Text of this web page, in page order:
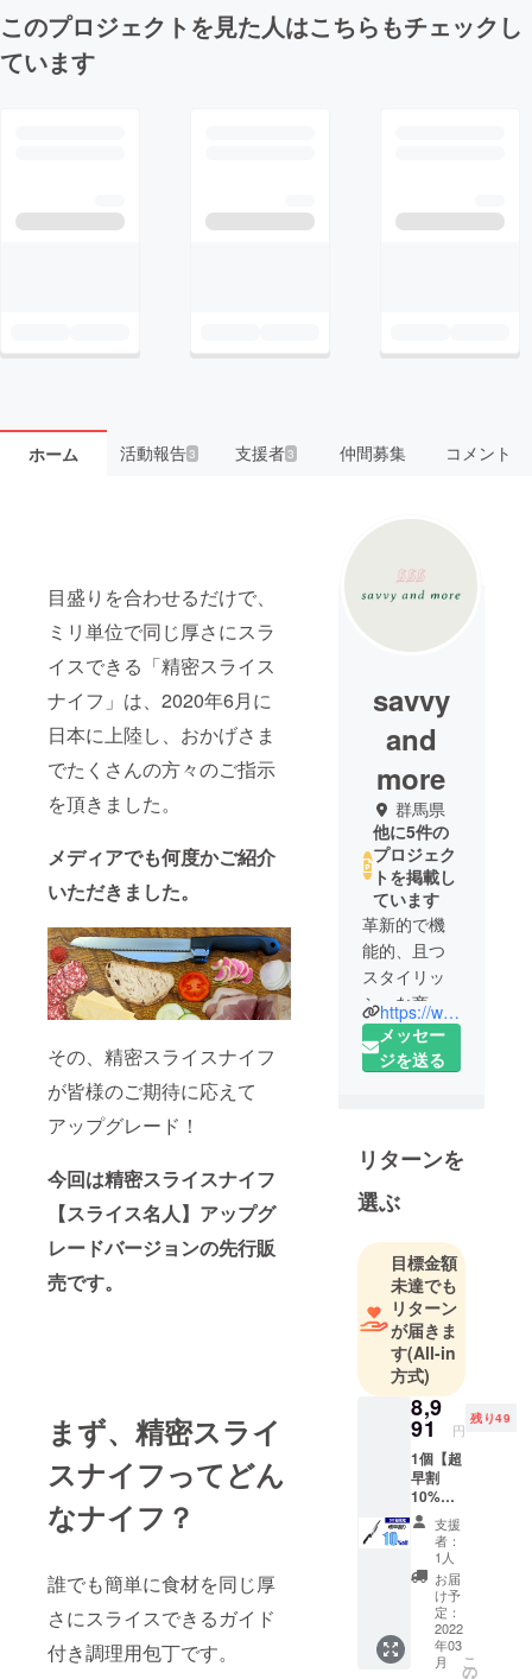
このプロジェクトを見た人はこちらもチェックし
ています
ホーム 活動報告3 支援者3 仲間募集 コメント
目盛りを合わせるだけで、
ミリ単位で同じ厚さにスラ
イスできる「精密スライス
ナイフ」は、2020年6月に
日本に上陸し、おかげさま
でたくさんの方々のご指示
を頂きました。
メディアでも何度かご紹介
いただきました。
その、精密スライスナイフ
が皆様のご期待に応えて
アップグレード！
今回は精密スライスナイフ
【スライス名人】アップグ
レードバージョンの先行販
売です。
まず、精密スライ
スナイフってどん
なナイフ？
誰でも簡単に食材を同じ厚
さにスライスできるガイド
付き調理用包丁です。
savvy
and
more
群馬県
他に5件の
プロジェク
トを掲載し
ています
革新的で機
能的、且つ
スタイリッ
シュな商品
を世界中か
ら輸入し、
す。
皆様の日々
の生活が楽
しくなるよ
うな製品を
発掘し、ご
紹介してい
きたいと
思っており
ます。
精一杯プロ
ジェクトに
取り組んで
まいりま
す。応援、
ご支援いた
だけました
ら幸いでご
ざいます。
どうぞよろ
https://www.savvyandmore.com
メッセー
ジを送る
リターンを
選ぶ
目標金額
未達でも
リターン
が届きま
す(All-in
方式)
8,9
91 円
残り49
1個【超
早割
10%OF
F】50名
限定 割
引
10％
コース
一般販
売予定
価格
9990円
支援
者：
1人
お届
け予
定：
2022
年03
月
こ
の